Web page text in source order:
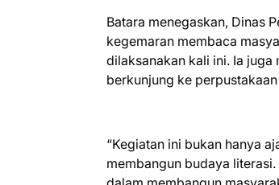
Batara menegaskan, Dinas
kegemaran membaca
dilaksanakan kali ini. Ia juga
berkunjung ke
“Kegiatan ini bukan hanya
membangun budaya